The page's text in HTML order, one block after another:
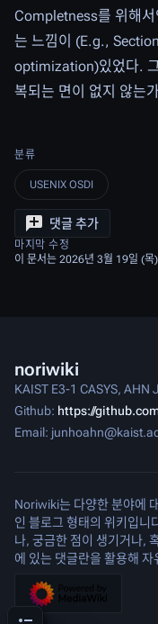
Completness를 위해
는 느낌이 (E.g.,
optimization)있었다.
복되는 면이 없지 않는
분류
USENIX OSDI
댓글 추가
마지막 수정
이 문서는 2026년 3월 19일 (
noriwiki
KAIST E3-1 CASYS, AHN
Github: https://
Email:
Noriwiki는 다양한 분야에
인 블로그 형태의 위키입니
나, 궁금한 점이 생기거나,
에 있는 댓글란을 활용해